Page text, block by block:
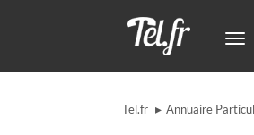
Tel.fr ▸ Annuaire